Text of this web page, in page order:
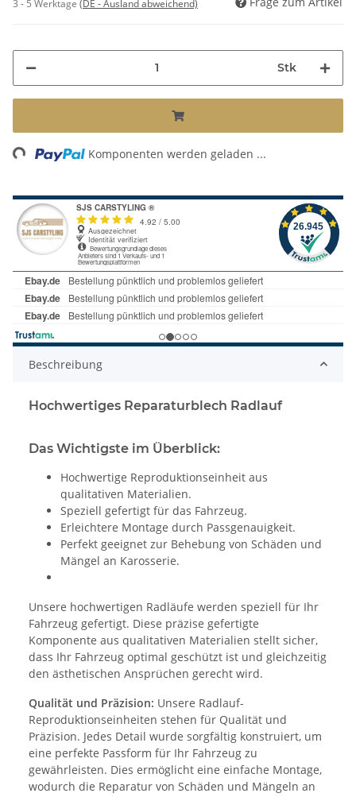
3 - 5 Werktage (DE - Ausland abweichend)
Stk
Loading... Komponenten werden geladen ...
Beschreibung
Hochwertiges Reparaturblech Radlauf
Das Wichtigste im Überblick:
Hochwertige Reproduktionseinheit aus
qualitativen Materialien.
Speziell gefertigt für das Fahrzeug.
Erleichtere Montage durch Passgenauigkeit.
Perfekt geeignet zur Behebung von Schäden und
Mängel an Karosserie.
Unsere hochwertigen Radläufe werden speziell für Ihr
Fahrzeug gefertigt. Diese präzise gefertigte
Komponente aus qualitativen Materialien stellt sicher,
dass Ihr Fahrzeug optimal geschützt ist und gleichzeitig
den ästhetischen Ansprüchen gerecht wird.
Qualität und Präzision: Unsere Radlauf-
Reproduktionseinheiten stehen für Qualität und
Präzision. Jedes Detail wurde sorgfältig konstruiert, um
eine perfekte Passform für Ihr Fahrzeug zu
gewährleisten. Dies ermöglicht eine einfache Montage,
wodurch die Reparatur von Schäden und Mängeln an